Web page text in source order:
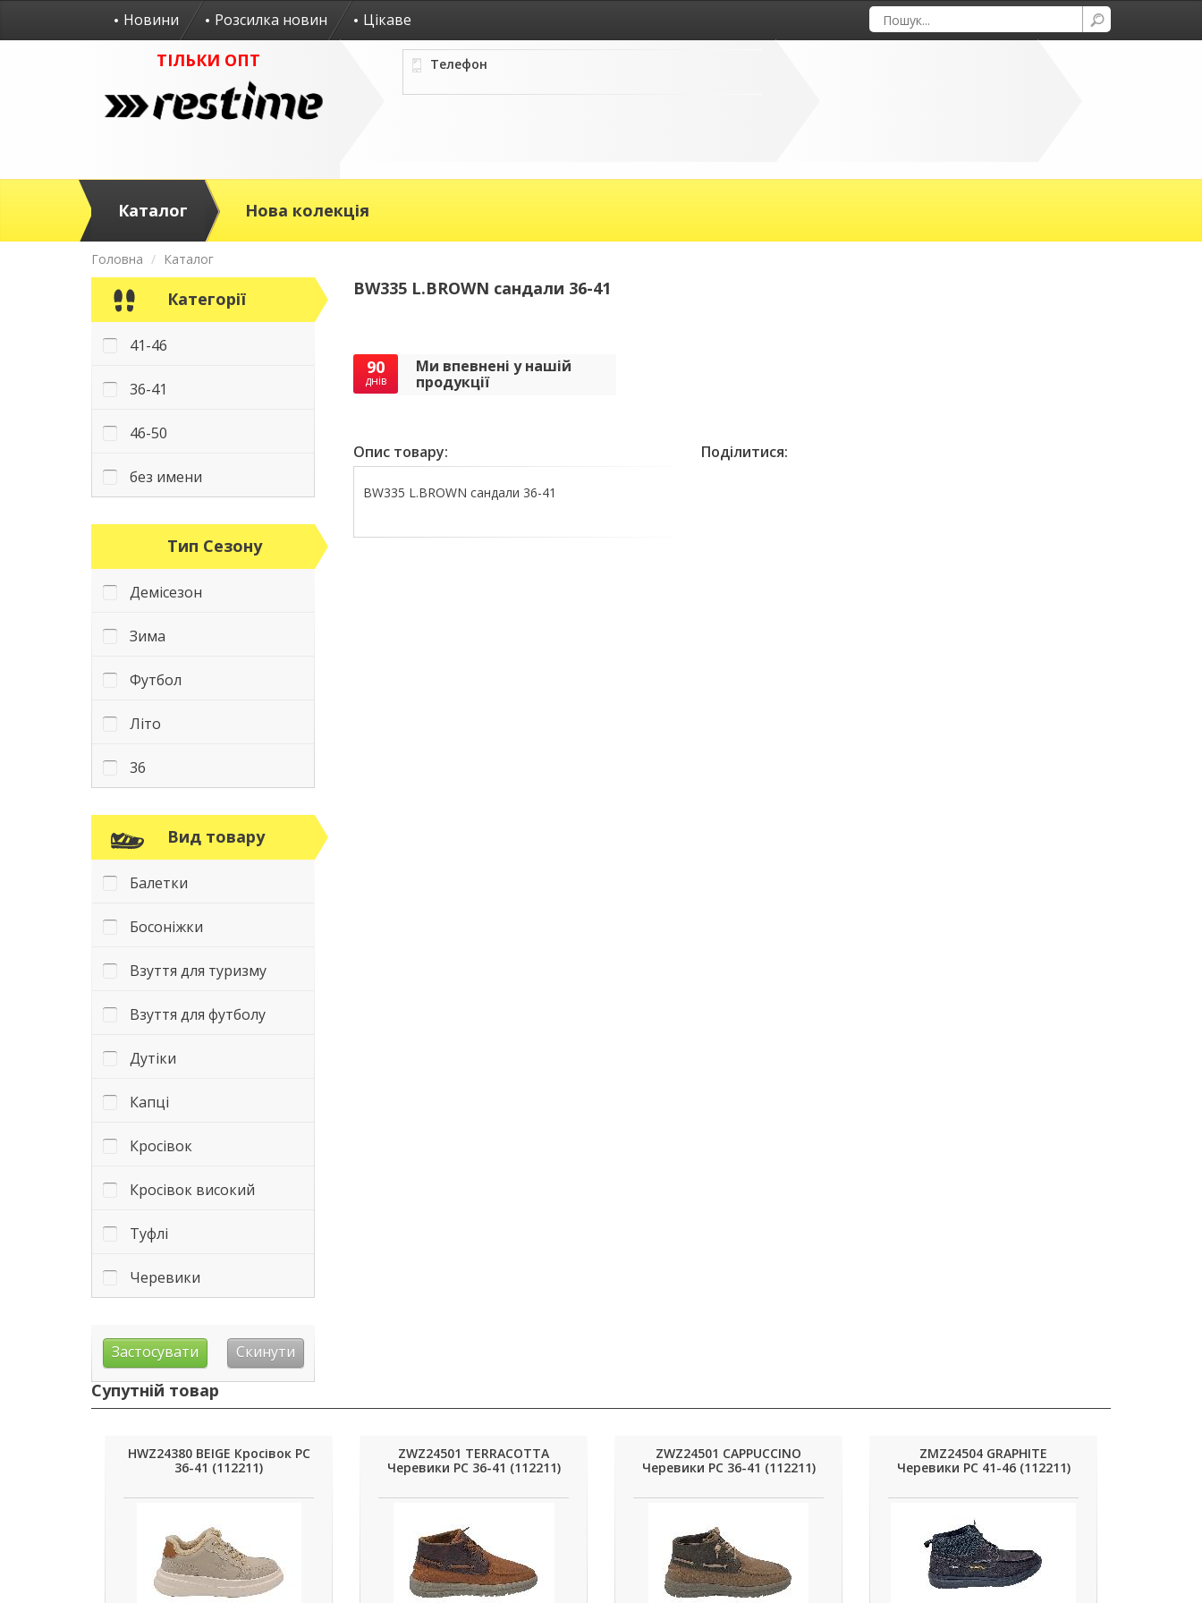
Новини Розсилка новин Цікаве
ТІЛЬКИ ОПТ Телефон
Каталог Нова колекція
Головна Каталог
Категорії
41-46
36-41
46-50
без имени
Тип Сезону
Демісезон
Зима
Футбол
Літо
36
Вид товару
Балетки
Босоніжки
Взуття для туризму
Взуття для футболу
Дутіки
Капці
Кросівок
Кросівок високий
Туфлі
Черевики
BW335 L.BROWN сандали 36-41
90
днів
Ми впевнені у нашій
продукції
Опис товару:
BW335 L.BROWN сандали 36-41
Поділитися:
Супутній товар
HWZ24380 BEIGE Кросівок РС
36-41 (112211)
ZWZ24501 TERRACOTTA
Черевики РС 36-41 (112211)
ZWZ24501 CAPPUCCINO
Черевики РС 36-41 (112211)
ZMZ24504 GRAPHITE
Черевики РС 41-46 (112211)